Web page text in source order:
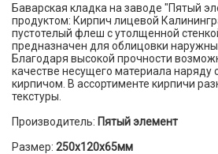
Баварская кладка на заводе "Пятый
продуктом: Кирпич лицевой
пустотелый флеш с утолщенной
предназначен для облицовки
Благодаря высокой прочности
качестве несущего материала наряду
кирпичом. В ассортименте кирпичи
текстуры.
Производитель: Пятый элемент
Размер: 250х120х65мм